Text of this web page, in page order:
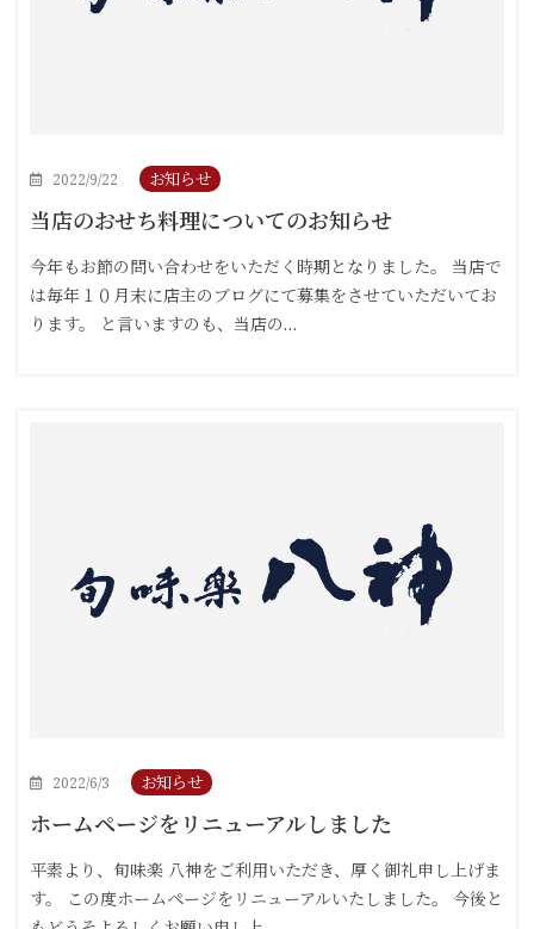
2022/9/22 お知らせ
当店のおせち料理についてのお知らせ
今年もお節の問い合わせをいただく時期となりました。 当店で
は毎年１０月末に店主のブログにて募集をさせていただいてお
ります。 と言いますのも、当店の…
2022/6/3 お知らせ
ホームページをリニューアルしました
平素より、旬味楽 八神をご利用いただき、厚く御礼申し上げま
す。 この度ホームページをリニューアルいたしました。 今後と